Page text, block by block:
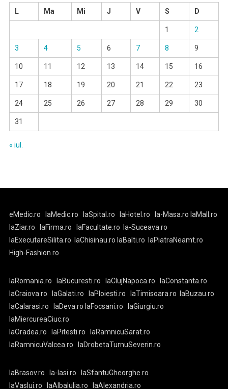
L
Ma Mi J V S D
1 2
3 4 5 6 7 8 9
10 11 12 13 14 15 16
17 18 19 20 21 22 23
24 25 26 27 28 29 30
31
« iul.
eMedic.ro laMedic.ro laSpital.ro laHotel.ro la-Masa.ro laMall.ro
laZiar.ro
laFirma.ro laFacultate.ro la-Suceava.ro
laExecutareSilita.ro laChisinau.ro laBalti.ro laPiatraNeamt.ro
High-Fashion.ro
laRomania.ro laBucuresti.ro laClujNapoca.ro
laConstanta.ro
laCraiova.ro
laGalati.ro laPloiesti.ro laTimisoara.ro laBuzau.ro
laCalarasi.ro
laDeva.ro laFocsani.ro
laGiurgiu.ro
laMiercureaCiuc.ro
laOradea.ro
laPitesti.ro
laRamnicuSarat.ro
laRamnicuValcea.ro
laDrobetaTurnuSeverin.ro
laBrasov.ro la-Iasi.ro
laSfantuGheorghe.ro
laVaslui.rolaAlbaIulia.ro laAlexandria.ro